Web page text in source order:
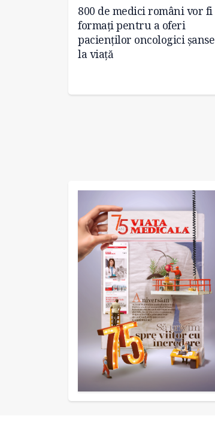
800 de medici români vor fi
formați pentru a oferi
pacienților oncologici șanse
la viață